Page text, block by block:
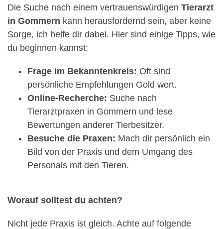
Die Suche nach einem vertrauenswürdigen Tierarzt
in Gommern kann herausfordernd sein, aber keine
Sorge, ich helfe dir dabei. Hier sind einige Tipps, wie
du beginnen kannst:
Frage im Bekanntenkreis: Oft sind
persönliche Empfehlungen Gold wert.
Online-Recherche: Suche nach
Tierarztpraxen in Gommern und lese
Bewertungen anderer Tierbesitzer.
Besuche die Praxen: Mach dir persönlich ein
Bild von der Praxis und dem Umgang des
Personals mit den Tieren.
Worauf solltest du achten?
Nicht jede Praxis ist gleich. Achte auf folgende